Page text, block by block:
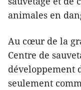
animales en
Au cœur de la
Centre de
développement
seulement